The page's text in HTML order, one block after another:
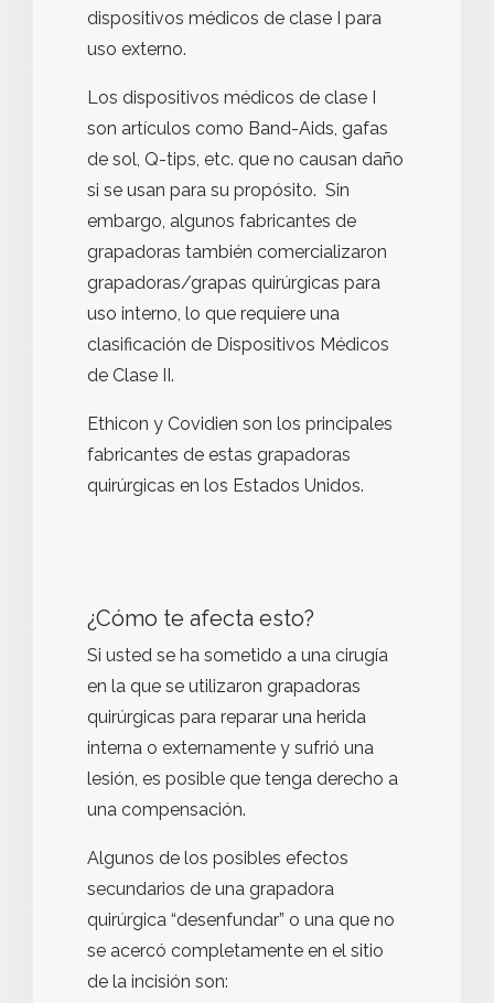
dispositivos médicos de clase I para
uso externo.
Los dispositivos médicos de clase I
son artículos como Band-Aids, gafas
de sol, Q-tips, etc. que no causan daño
si se usan para su propósito. Sin
embargo, algunos fabricantes de
grapadoras también comercializaron
grapadoras/grapas quirúrgicas para
uso interno, lo que requiere una
clasificación de Dispositivos Médicos
de Clase II.
Ethicon y Covidien son los principales
fabricantes de estas grapadoras
quirúrgicas en los Estados Unidos.
¿Cómo te afecta esto?
Si usted se ha sometido a una cirugía
en la que se utilizaron grapadoras
quirúrgicas para reparar una herida
interna o externamente y sufrió una
lesión, es posible que tenga derecho a
una compensación.
Algunos de los posibles efectos
secundarios de una grapadora
quirúrgica “desenfundar” o una que no
se acercó completamente en el sitio
de la incisión son: